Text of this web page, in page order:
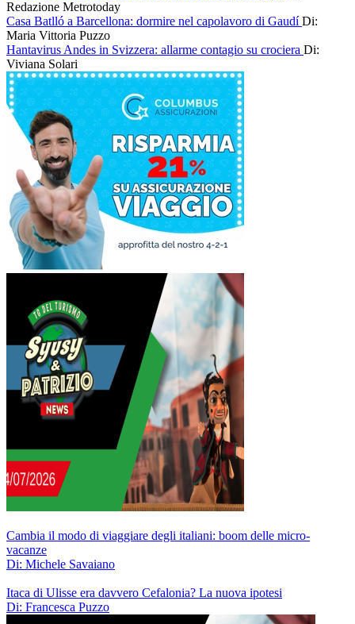
Redazione Metrotoday
Casa Batlló a Barcellona: dormire nel capolavoro di GaudíDi:
Maria Vittoria Puzzo
Hantavirus Andes in Svizzera: allarme contagio su crociera Di:
Viviana Solari
Cambia il modo di viaggiare degli italiani: boom delle micro-
vacanze
Di: Michele Savaiano
Itaca di Ulisse era davvero Cefalonia? La nuova ipotesi
Di: Francesca Puzzo